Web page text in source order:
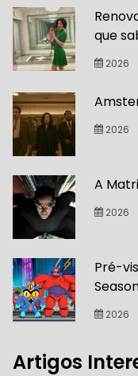
que
2026
2026
A
2026
Pré-
2026
Artigos